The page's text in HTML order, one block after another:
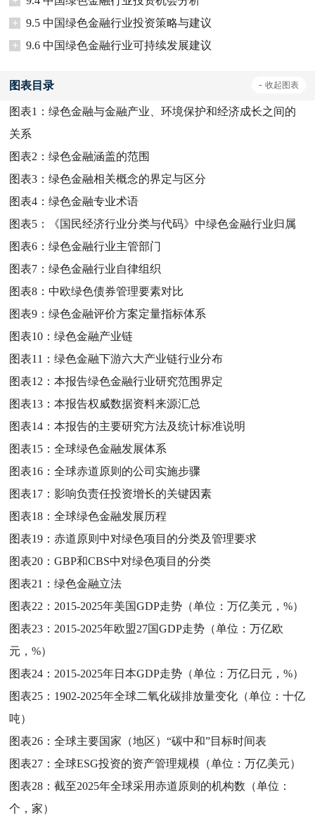
+
9.5 中国绿色金融行业投资策略与建议
+
9.6 中国绿色金融行业可持续发展建议
图表目录 - 收起图表
图表1：绿色金融与金融产业、环境保护和经济成长之间的
关系
图表2：绿色金融涵盖的范围
图表3：绿色金融相关概念的界定与区分
图表4：绿色金融专业术语
图表5：
《国民经济行业分类与代码》中绿色金融行业归属
图表6：绿色金融行业主管部门
图表7：绿色金融行业自律组织
图表8：中欧绿色债券管理要素对比
图表9：绿色金融评价方案定量指标体系
图表10：绿色金融产业链
图表11：绿色金融下游六大产业链行业分布
图表12：本报告绿色金融行业研究范围界定
图表13：本报告权威数据资料来源汇总
图表14：本报告的主要研究方法及统计标准说明
图表15：全球绿色金融发展体系
图表16：全球赤道原则的公司实施步骤
图表17：影响负责任投资增长的关键因素
图表18：全球绿色金融发展历程
图表19：赤道原则中对绿色项目的分类及管理要求
图表20：GBP和CBS中对绿色项目的分类
图表21：绿色金融立法
图表22： 2015-2025年美国GDP走势（单位：万亿美元，%）
图表23： 2015-2025年欧盟27国GDP走势（单位：万亿欧
元，%）
图表24： 2015-2025年日本GDP走势（单位：万亿日元，%）
图表25： 1902-2025年全球二氧化碳排放量变化（单位：十亿
吨）
图表26：全球主要国家（地区）“碳中和”目标时间表
图表27：全球ESG投资的资产管理规模（单位：万亿美元）
图表28：截至2025年全球采用赤道原则的机构数（单位：
个，家）